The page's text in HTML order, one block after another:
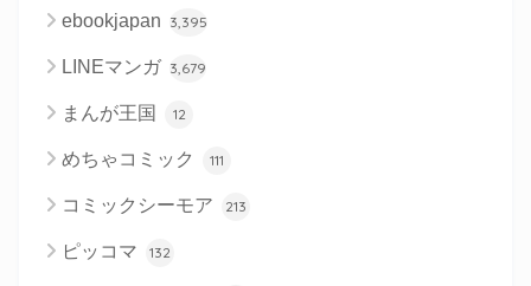
ebookjapan 3,395
LINEマンガ 3,679
まんが王国 12
めちゃコミック 111
コミックシーモア 213
ピッコマ 132